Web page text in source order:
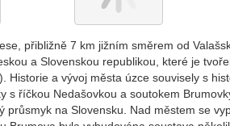
přibližně 7 km jižním směrem od
a Slovenskou republikou, které je
Historie a vývoj města úzce souvisely s
s říčkou Nedašovkou a soutokem
na Slovensku. Nad městem se